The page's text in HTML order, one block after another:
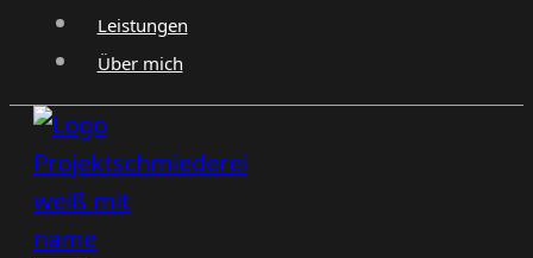
Leistungen
Über mich